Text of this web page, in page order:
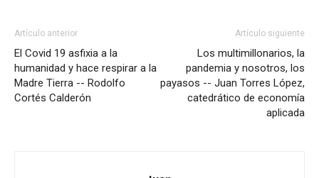
Artículo anterior
El Covid 19 asfixia a la
humanidad y hace respirar a la
Madre Tierra -- Rodolfo
Cortés Calderón
Artículo siguiente
Los multimillonarios, la
pandemia y nosotros, los
payasos -- Juan Torres López,
catedrático de economía
aplicada